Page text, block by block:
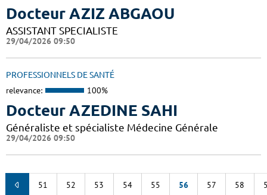
Docteur AZIZ ABGAOU
ASSISTANT SPECIALISTE
29/04/2026 09:50
PROFESSIONNELS DE SANTÉ
relevance: 100%
Docteur AZEDINE SAHI
Généraliste et spécialiste Médecine Générale
29/04/2026 09:50
51 52 53 54 55 56 57 58